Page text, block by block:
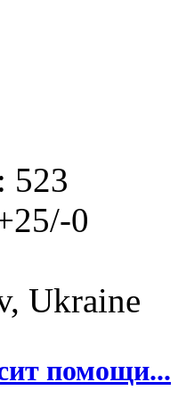
523
0
Ukraine
помощи...